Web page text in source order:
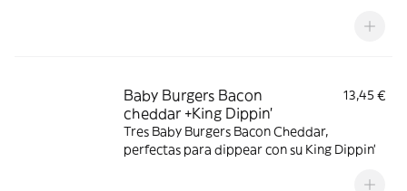
Baby Burgers Bacon
cheddar +King Dippin’
13,45 €
Tres Baby Burgers Bacon Cheddar,
perfectas para dippear con su King Dippin’